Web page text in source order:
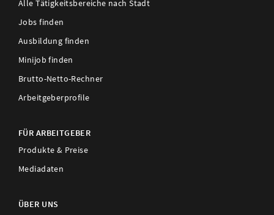
Alle Tätigkeitsbereiche nach Stadt
Jobs finden
Ausbildung finden
Minijob finden
Brutto-Netto-Rechner
Arbeitgeberprofile
FÜR ARBEITGEBER
Produkte & Preise
Mediadaten
ÜBER UNS